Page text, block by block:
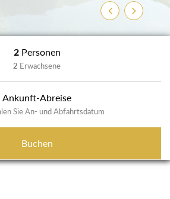
ZurückWeiter
2 Personen
2 Erwachsene
Ankunft-Abreise
Sie An- und Abfahrtsdatum
Buchen